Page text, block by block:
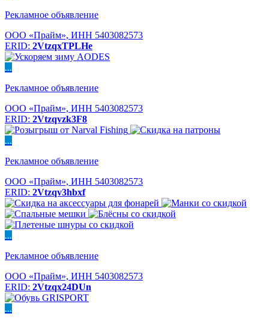
Рекламное объявление
ООО «Прайм», ИНН 5403082573
ERID: 2VtzqxTPLHe
...
Рекламное объявление
ООО «Прайм», ИНН 5403082573
ERID: 2Vtzqvzk3F8
...
Рекламное объявление
ООО «Прайм», ИНН 5403082573
ERID: 2Vtzqv3hbxf
...
Рекламное объявление
ООО «Прайм», ИНН 5403082573
ERID: 2Vtzqx24DUn
...